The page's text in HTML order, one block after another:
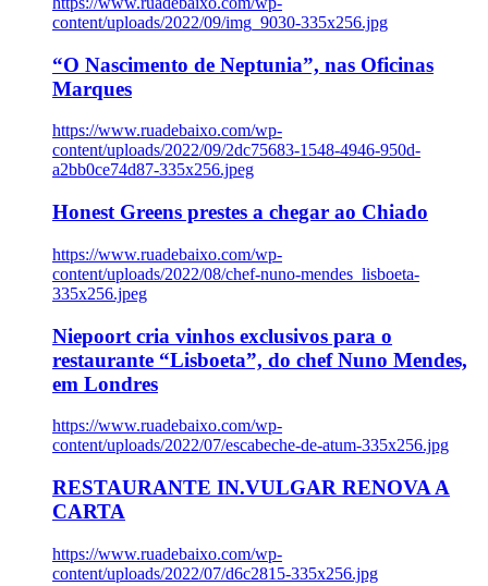
content/uploads/2022/09/img_9030-335x256.jpg
“O Nascimento de Neptunia”, nas Oficinas
Marques
https://www.ruadebaixo.com/wp-
content/uploads/2022/09/2dc75683-1548-4946-950d-
a2bb0ce74d87-335x256.jpeg
Honest Greens prestes a chegar ao Chiado
https://www.ruadebaixo.com/wp-
content/uploads/2022/08/chef-nuno-mendes_lisboeta-
335x256.jpeg
Niepoort cria vinhos exclusivos para o
restaurante “Lisboeta”, do chef Nuno Mendes,
em Londres
https://www.ruadebaixo.com/wp-
content/uploads/2022/07/escabeche-de-atum-335x256.jpg
RESTAURANTE IN.VULGAR RENOVA A
CARTA
https://www.ruadebaixo.com/wp-
content/uploads/2022/07/d6c2815-335x256.jpg